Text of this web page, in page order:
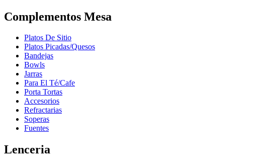
Complementos Mesa
Platos De Sitio
Platos Picadas/Quesos
Bandejas
Bowls
Jarras
Para El Té/Cafe
Porta Tortas
Accesorios
Refractarias
Soperas
Fuentes
Lenceria